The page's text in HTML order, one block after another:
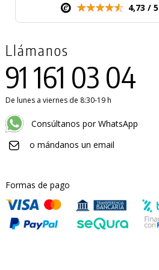
4,73 / 5
Llámanos
91 161 03 04
De lunes a viernes de 8:30-19 h
Consúltanos por WhatsApp
o mándanos un email
Formas de pago